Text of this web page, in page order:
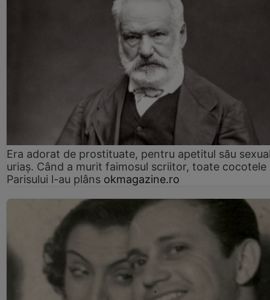
Era adorat de prostituate, pentru apetitul său
uriaș. Când a murit faimosul scriitor, toate cocotele
Parisului l-au plâns okmagazine.ro